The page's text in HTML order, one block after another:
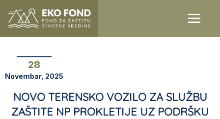
28
Novembar, 2025
NOVO TERENSKO VOZILO ZA SLUŽBU
ZAŠTITE NP PROKLETIJE UZ PODRŠKU